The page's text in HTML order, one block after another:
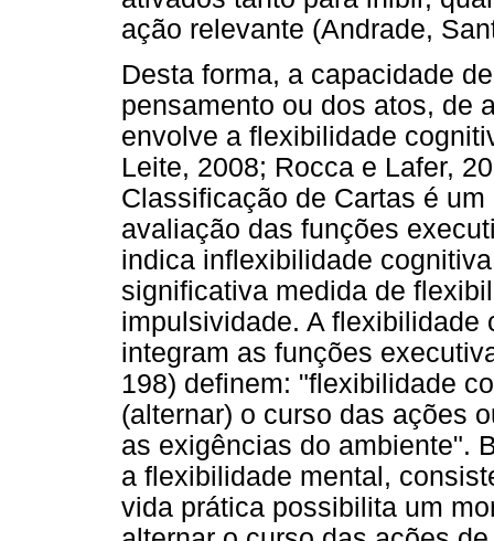
ação relevante (Andrade,
Desta forma, a capacidade
pensamento ou dos atos, de
envolve a flexibilidade
Leite, 2008; Rocca e Lafer,
Classificação de Cartas é
avaliação das funções
indica inflexibilidade
significativa medida de
impulsividade. A flexibilidade
integram as funções
198) definem: "flexibilidade
(alternar) o curso das ações
as exigências do ambiente".
a flexibilidade mental,
vida prática possibilita um